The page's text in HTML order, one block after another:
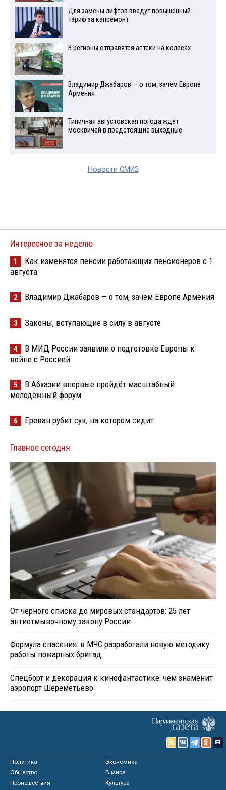
Для замены лифтов введут повышенный
тариф за капремонт
В регионы отправятся аптеки на колесах
Владимир Джабаров — о том, зачем Европе
Армения
Типичная августовская погода ждет
москвичей в предстоящие выходные
Новости СМИ2
Интересное за неделю
1
Как изменятся пенсии работающих пенсионеров с 1
августа
2 Владимир Джабаров — о том, зачем Европе Армения
3 Законы, вступающие в силу в августе
4
В МИД России заявили о подготовке Европы к
войне с Россией
5
В Абхазии впервые пройдёт масштабный
молодёжный форум
6 Ереван рубит сук, на котором сидит
Главное сегодня
От черного списка до мировых стандартов: 25 лет
антиотмывочному закону России
Формула спасения: в МЧС разработали новую методику
работы пожарных бригад
Спецборт и декорация к кинофантастике: чем знаменит
аэропорт Шереметьево
Политика
Экономика
Общество
В мире
Происшествия
Культура